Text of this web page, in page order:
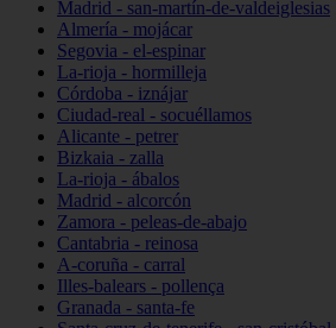
Madrid - san-martín-de-valdeiglesias
Almería - mojácar
Segovia - el-espinar
La-rioja - hormilleja
Córdoba - iznájar
Ciudad-real - socuéllamos
Alicante - petrer
Bizkaia - zalla
La-rioja - ábalos
Madrid - alcorcón
Zamora - peleas-de-abajo
Cantabria - reinosa
A-coruña - carral
Illes-balears - pollença
Granada - santa-fe